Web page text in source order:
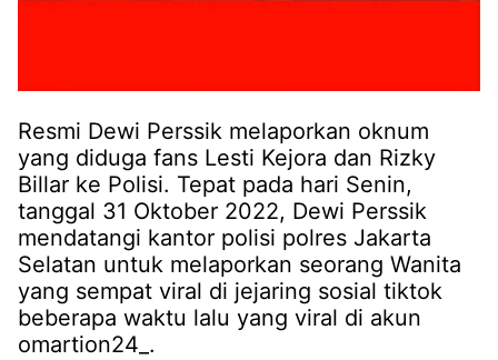
Resmi Dewi Perssik melaporkan oknum
yang diduga fans Lesti Kejora dan Rizky
Billar ke Polisi. Tepat pada hari Senin,
tanggal 31 Oktober 2022, Dewi Perssik
mendatangi kantor polisi polres Jakarta
Selatan untuk melaporkan seorang Wanita
yang sempat viral di jejaring sosial tiktok
beberapa waktu lalu yang viral di akun
omartion24_.